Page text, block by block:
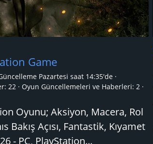
Game
Pazartesi saat 14:35'de
22 Oyun Güncellemeleri ve Haberleri: 2
Oyunu; Aksiyon, Macera, Rol
Bakış Açısı, Fantastik, Kıyamet
- PC, PlayStation...